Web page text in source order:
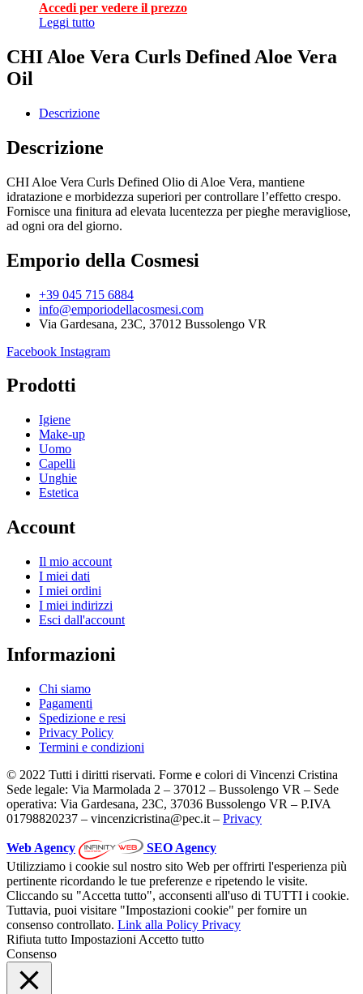
Accedi per vedere il prezzo
Leggi tutto
CHI Aloe Vera Curls Defined Aloe Vera
Oil
Descrizione
Descrizione
CHI Aloe Vera Curls Defined Olio di Aloe Vera, mantiene
idratazione e morbidezza superiori per controllare l’effetto crespo.
Fornisce una finitura ad elevata lucentezza per pieghe meravigliose,
ad ogni ora del giorno.
Emporio della Cosmesi
+39 045 715 6884
info@emporiodellacosmesi.com
Via Gardesana, 23C, 37012 Bussolengo VR
Facebook Instagram
Prodotti
Igiene
Make-up
Uomo
Capelli
Unghie
Estetica
Account
Il mio account
I miei dati
I miei ordini
I miei indirizzi
Esci dall'account
Informazioni
Chi siamo
Pagamenti
Spedizione e resi
Privacy Policy
Termini e condizioni
© 2022 Tutti i diritti riservati. Forme e colori di Vincenzi Cristina
Sede legale: Via Marmolada 2 – 37012 – Bussolengo VR – Sede
operativa: Via Gardesana, 23C, 37036 Bussolengo VR – P.IVA
01798820237 – vincenzicristina@pec.it – Privacy
Web Agency
SEO Agency
Utilizziamo i cookie sul nostro sito Web per offrirti l'esperienza più
pertinente ricordando le tue preferenze e ripetendo le visite.
Cliccando su "Accetta tutto", acconsenti all'uso di TUTTI i cookie.
Tuttavia, puoi visitare "Impostazioni cookie" per fornire un
consenso controllato. Link alla Policy Privacy
Rifiuta tutto Impostazioni Accetto tutto
Consenso